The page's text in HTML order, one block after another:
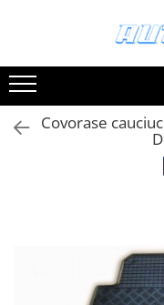
Montaj Sisteme Audio
Accesorii interior
Covorase auto mocheta
Covorase cauciuc auto
Tavite portbagaj auto
Covorase